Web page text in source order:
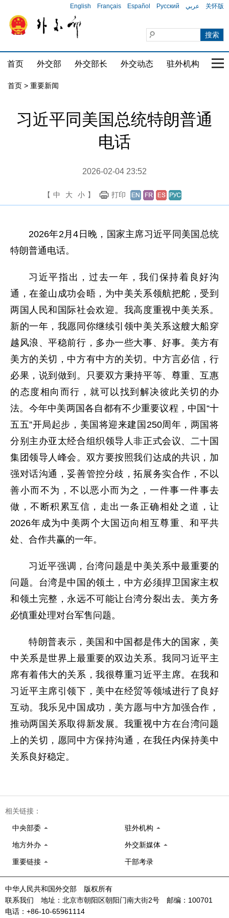
English Français Español Русский عربي 关怀版
首页 外交部 外交部长 外交动态 驻外机构 国
首页 > 重要新闻
习近平同美国总统特朗普通
电话
2026-02-04 23:52
【 中 大 小 】 打印
2026年2月4日晚，国家主席习近平同美国总统
特朗普通电话。
习近平指出，过去一年，我们保持着良好沟
通，在釜山成功会晤，为中美关系领航把舵，受到
两国人民和国际社会欢迎。我高度重视中美关系。
新的一年，我愿同你继续引领中美关系这艘大船穿
越风浪、平稳前行，多办一些大事、好事。美方有
美方的关切，中方有中方的关切。中方言必信，行
必果，说到做到。只要双方秉持平等、尊重、互惠
的态度相向而行，就可以找到解决彼此关切的办
法。今年中美两国各自都有不少重要议程，中国“十
五五”开局起步，美国将迎来建国250周年，两国将
分别主办亚太经合组织领导人非正式会议、二十国
集团领导人峰会。双方要按照我们达成的共识，加
强对话沟通，妥善管控分歧，拓展务实合作，不以
善小而不为，不以恶小而为之，一件事一件事去
做，不断积累互信，走出一条正确相处之道，让
2026年成为中美两个大国迈向相互尊重、和平共
处、合作共赢的一年。
习近平强调，台湾问题是中美关系中最重要的
问题。台湾是中国的领土，中方必须捍卫国家主权
和领土完整，永远不可能让台湾分裂出去。美方务
必慎重处理对台军售问题。
特朗普表示，美国和中国都是伟大的国家，美
中关系是世界上最重要的双边关系。我同习近平主
席有着伟大的关系，我很尊重习近平主席。在我和
习近平主席引领下，美中在经贸等领域进行了良好
互动。我乐见中国成功，美方愿与中方加强合作，
推动两国关系取得新发展。我重视中方在台湾问题
上的关切，愿同中方保持沟通，在我任内保持美中
关系良好稳定。
相关链接：
中央部委 驻外机构
地方外办 外交新媒体
重要链接 干部考录
中华人民共和国外交部 版权所有
联系我们 地址：北京市朝阳区朝阳门南大街2号 邮编：100701
电话：+86-10-65961114